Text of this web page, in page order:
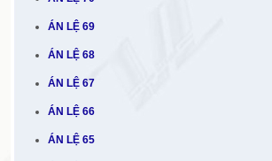
ÁN LỆ 69
ÁN LỆ 68
ÁN LỆ 67
ÁN LỆ 66
ÁN LỆ 65